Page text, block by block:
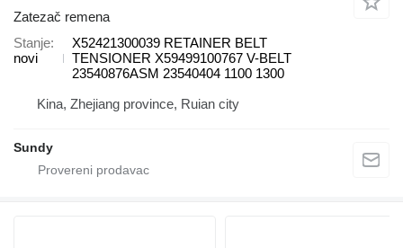
Zatezač remena
Stanje
novi
X52421300039 RETAINER BELT
TENSIONER X59499100767 V-BELT
23540876ASM 23540404 1100 1300
Kina, Zhejiang province, Ruian city
Sundy